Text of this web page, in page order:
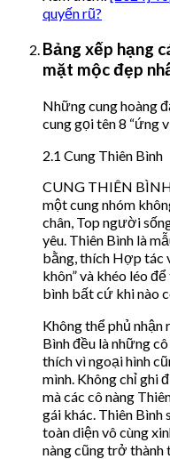
quyến rũ?
Bảng xếp hạng
mặt mộc đẹp
Những cung hoàng
cung gọi tên 8 “ứng
2.1 Cung Thiên Bình
CUNG THIÊN
một cung nhóm
chân, Top người
yêu. Thiên Bình là
bằng, thích Hợp tác
khôn” và khéo léo
bình bất cứ khi nào
Không thể phủ nhận
Bình đều là những
thích vì ngoại hình
mình. Không chỉ ghi
mà các cô nàng
gái khác. Thiên Bình
toàn diện vô cùng
nàng cũng trở